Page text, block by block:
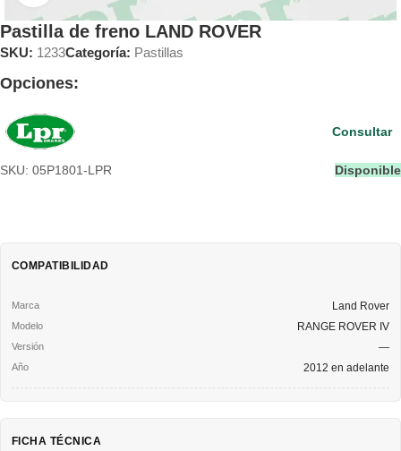
Pastilla de freno LAND ROVER
SKU: 1233Categoría: Pastillas
Opciones:
SKU: 05P1801-LPR Disponible
Consultar
COMPATIBILIDAD
Land Rover
RANGE ROVER IV
—
2012 en adelante
FICHA TÉCNICA